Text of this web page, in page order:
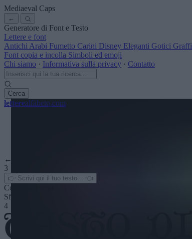
Mediaeval Caps
←
Generatore di Font e Testo
Lettere e font
Antichi Arabi Fumetto Carini Disney Eleganti Gotici
Font copia e incolla Simboli ed emoji
Chi siamo · Informativa sulla privacy · Contatto
Cerca
letterealfabeto.com
← Vedi altri
3
Colore del testo
Sfondo
4